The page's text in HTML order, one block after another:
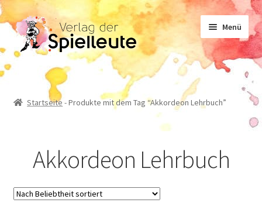
Zur
Navigation
springen
Zum
Inhalt
springen
Menü
Noten
Sachliteratur
Geschichten
Startseite -Produkte mit dem Tag “Akkordeon Lehrbuch”
Akkordeon Lehrbuch